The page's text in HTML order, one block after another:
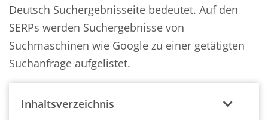
Deutsch Suchergebnisseite bedeutet. Auf den
SERPs werden Suchergebnisse von
Suchmaschinen wie Google zu einer getätigten
Suchanfrage aufgelistet.
Inhaltsverzeichnis